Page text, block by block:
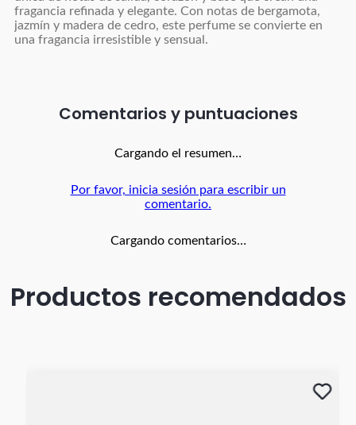
fragancia refinada y elegante. Con notas de bergamota,
jazmín y madera de cedro, este perfume se convierte en
una fragancia irresistible y sensual.
Comentarios
Cargando el resumen…
Por favor, inicia sesión para escribir un
comentario.
Cargando comentarios…
Productos recomendados